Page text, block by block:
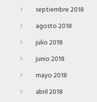
septiembre 2018
agosto 2018
julio 2018
junio 2018
mayo 2018
abril 2018